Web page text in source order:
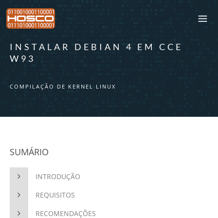
INSTALAR DEBIAN 4 EM CCE
W93
COMPILAÇÃO DE KERNEL LINUX
SUMÁRIO
INTRODUÇÃO
REQUISITOS
RECOMENDAÇÕES